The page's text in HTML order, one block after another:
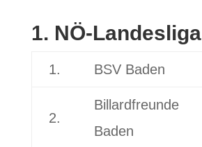
1. NÖ-Landesliga
1. BSV Baden
2.
Billardfreunde
Baden